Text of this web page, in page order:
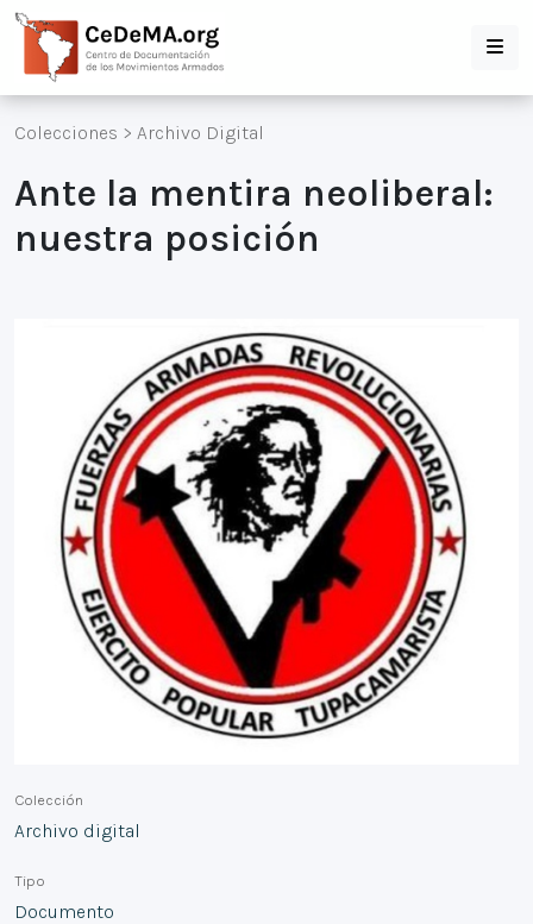
Colecciones > Archivo Digital
Ante la mentira neoliberal:
nuestra posición
Colección
Archivo digital
Tipo
Documento